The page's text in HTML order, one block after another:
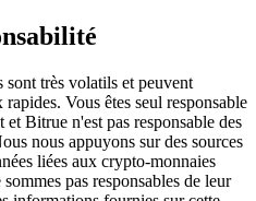
USDT Bonus
sont très volatils et peuvent
Vous êtes seul responsable
Bitrue n'est pas responsable des
nous appuyons sur des sources
liées aux crypto-monnaies
pas responsables de leur